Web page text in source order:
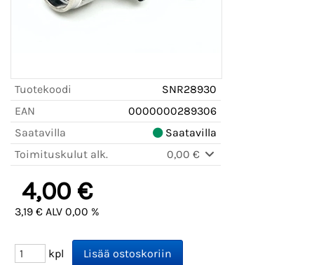
Tuotekoodi
SNR28930
EAN
0000000289306
Saatavilla
Saatavilla
Toimituskulut alk.
0,00 €
4,00 €
3,19 € ALV 0,00 %
kpl